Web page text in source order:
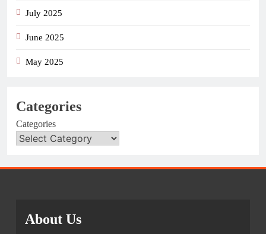
July 2025
June 2025
May 2025
Categories
Categories
About Us